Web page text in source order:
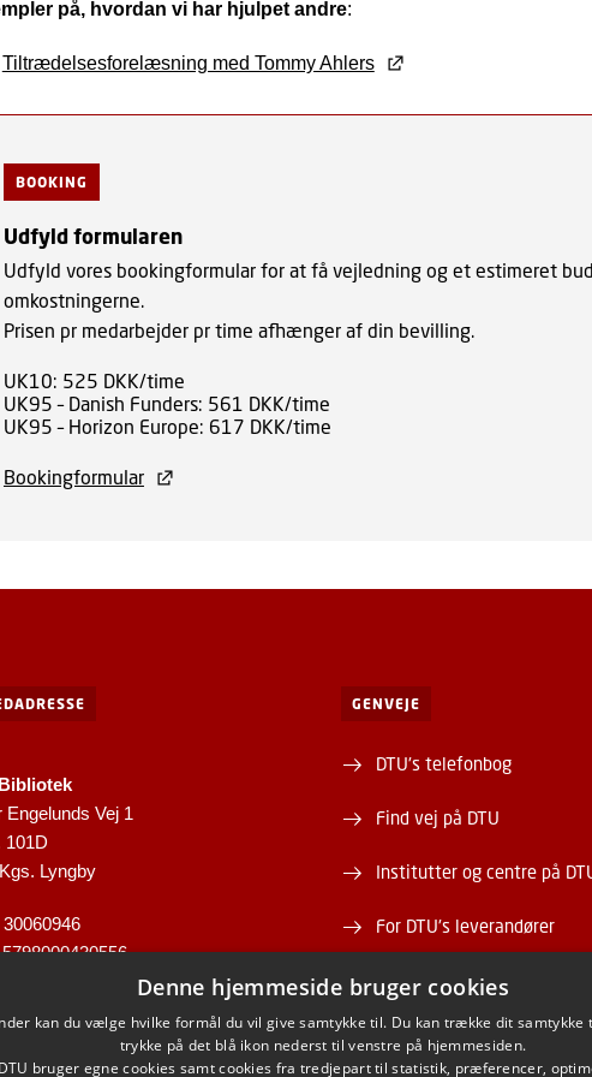
på, hvordan vi har hjulpet andre:
Tiltrædelsesforelæsning med Tommy Ahlers
BOOKING
Udfyld formularen
Udfyld vores bookingformular for at få vejledning og et estimeret
omkostningerne.
Prisen pr medarbejder pr time afhænger af din bevilling.
UK10: 525 DKK/time
UK95 – Danish Funders: 561 DKK/time
UK95 – Horizon Europe: 617 DKK/time
Bookingformular
Engelunds Vej 1
101D
Lyngby
GENVEJE
DTU's telefonbog
Find vej på DTU
Institutter og centre på
For DTU's leverandører
Om og kontakt DTU
Åbningstid
Denne hjemmeside bruger cookies
kan du vælge hvilke formål du vil give samtykke til. Du kan trække dit samtykke
trykke på det blå ikon nederst til venstre på hjemmesiden.
DTU bruger egne cookies samt cookies fra tredjepart til statistik, præferencer,